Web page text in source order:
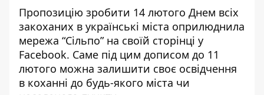
Пропозицію зробити 14 лютого Днем всіх
закоханих в українські міста оприлюднила
мережа “Сільпо” на своїй сторінці у
Facebook. Саме під цим дописом до 11
лютого можна залишити своє освідчення
в коханні до будь-якого міста чи